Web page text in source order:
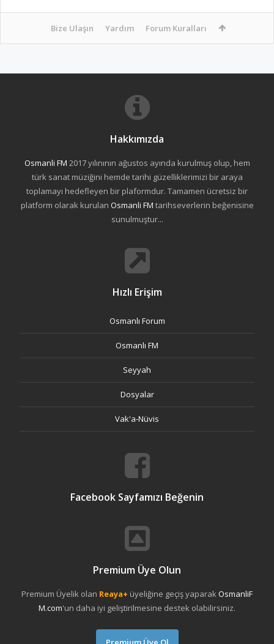
Bize Ulaşın Yardım Forum Kuralları
Hakkımızda
Osmanli FM 2017 yılınının ağustos ayında kurulmuş olup, hem
türk sanat müziğini hemde tarihi güzelliklerimizi bir araya
toplamayı hedefleyen bir plaformdur. Tamamen ücretsiz bir
platform olarak kurulan Osmanli FM tarihseverlerin beğenisine
sunulmuştur...
Hızlı Erişim
Osmanlı Forum
Osmanlı FM
Seyyah
Dosyalar
Vak'a-Nüvis
Facebook Sayfamızı Beğenin
Premium Üye Olun
Premium Üyelik olan Reaya+ üyeliğine geçiş yaparakOsmanliF
M.com'un daha iyi geliştirilmesine destek olabilirsiniz.